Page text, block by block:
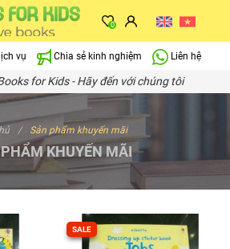
0
for Kids - Hãy đến với chúng tôi
vụ Chia sẻ kinh nghiệm Liên hệ
Sản phẩm khuyến mãi
KHUYẾN MÃI
SALE